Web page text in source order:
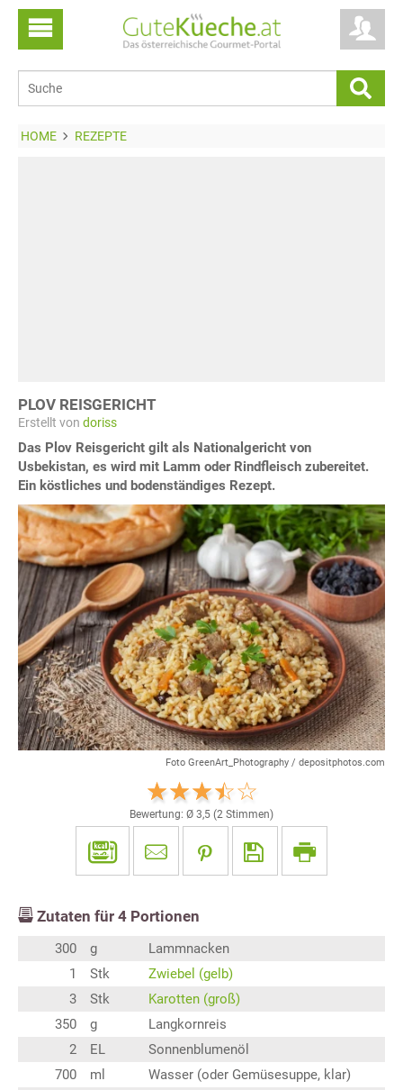
HOME REZEPTE
PLOV REISGERICHT
Erstellt von doriss
Das Plov Reisgericht gilt als Nationalgericht von
Usbekistan, es wird mit Lamm oder Rindfleisch zubereitet.
Ein köstliches und bodenständiges Rezept.
Foto GreenArt_Photography / depositphotos.com
Bewertung: Ø 3,5 (2 Stimmen)
Zutaten für 4 Portionen
300 g
Lammnacken
1
Stk
Zwiebel (gelb)
3
Stk
Karotten (groß)
350
g
Langkornreis
2
EL
Sonnenblumenöl
700
ml
Wasser (oder Gemüsesuppe, klar)